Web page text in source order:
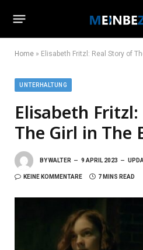
Home » Elisabeth Fritzl: Real Story of
UNTERHALTUNG
Elisabeth
The Girl in The
BYWALTER 9 APRIL 2023
KEINE KOMMENTARE 7 MINS READ